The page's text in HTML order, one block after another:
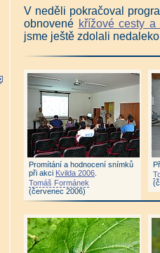
V neděli pokračoval
obnovené křížové cesty
jsme ještě zdolali
Promítání a hodnocení snímků
při akci Kvilda 2006
Tomáš Formánek
(červenec 2006)